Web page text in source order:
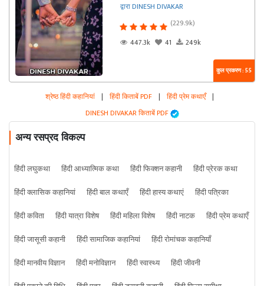
द्वारा DINESH DIVAKAR
(229.9k)
447.3k
41 249k
कुल प्रकरण : 55
श्रेष्ठ हिंदी कहानियां | हिंदी किताबें PDF | हिंदी प्रेम कथाएँ |
DINESH DIVAKAR किताबें PDF
अन्य रसप्रद विकल्प
हिंदी लघुकथा हिंदी आध्यात्मिक कथा हिंदी फिक्शन कहानी
हिंदी प्रेरक कथा
हिंदी क्लासिक कहानियां
हिंदी बाल कथाएँ हिंदी हास्य कथाएं
हिंदी पत्रिका
हिंदी कविता
हिंदी यात्रा विशेष हिंदी महिला विशेष हिंदी नाटक
हिंदी प्रेम कथाएँ
हिंदी जासूसी कहानी
हिंदी सामाजिक कहानियां
हिंदी रोमांचक कहानियाँ
हिंदी मानवीय विज्ञान
हिंदी मनोविज्ञान हिंदी स्वास्थ्य
हिंदी जीवनी